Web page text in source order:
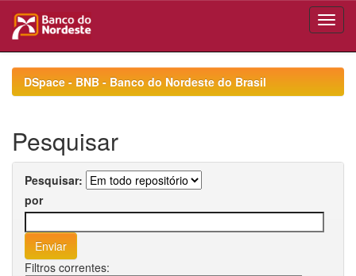
navigationDSpace - BNB - Banco do Nordeste do Brasil
Pesquisar
Pesquisar:
por
Filtros correntes: